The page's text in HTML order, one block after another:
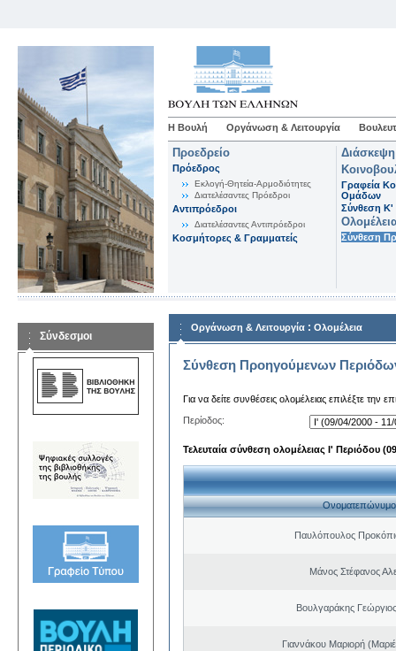
Η Βουλή Οργάνωση & Λειτουργία
Προεδρείο
Πρόεδρος
Εκλογή-Θητεία-Αρμοδιότητες
Διατελέσαντες Πρόεδροι
Αντιπρόεδροι
Διατελέσαντες Αντιπρόεδροι
Κοσμήτορες & Γραμματείς
Γραφεία
Ομάδων
Σύνθεση K'
Σύνθεση
Σύνδεσμοι
Οργάνωση & Λειτουργία : Ολομέλεια
Σύνθεση Προηγούμενων
Για να δείτε συνθέσεις ολομέλειας επιλέξτε την
Περίοδος:
Τελευταία σύνθεση ολομέλειας Ι' Περιόδου
Ονοματεπώνυμο
Παυλόπουλος
Μάνος Στέφανος
Βουλγαράκης
Γιαννάκου Μαριορή